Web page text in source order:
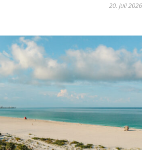
20. Juli 2026